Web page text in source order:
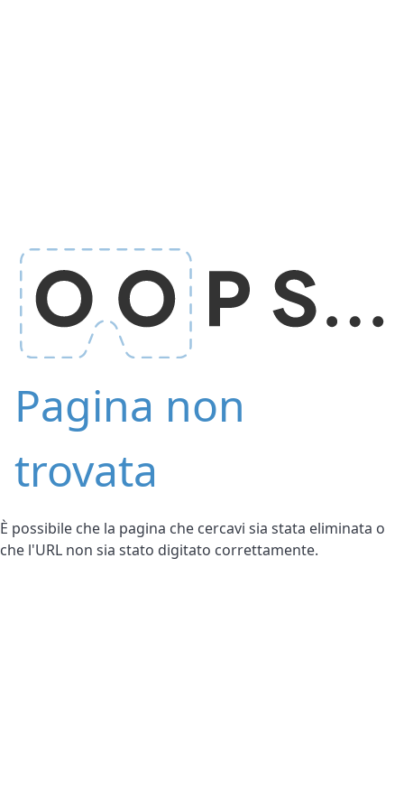
Pagina non
trovata
È possibile che la pagina che cercavi sia stata eliminata o
che l'URL non sia stato digitato correttamente.